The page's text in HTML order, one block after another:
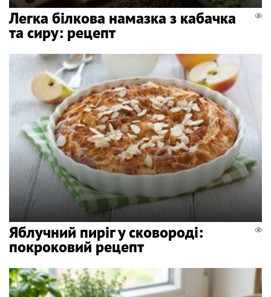
Легка білкова намазка з кабачка
та сиру: рецепт
Яблучний пиріг у сковороді:
покроковий рецепт